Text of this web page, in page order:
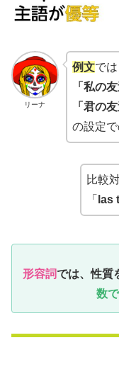
リーナ
例文では
「私の
「君の
の設定
比較
「 las
形容詞では、性質
数